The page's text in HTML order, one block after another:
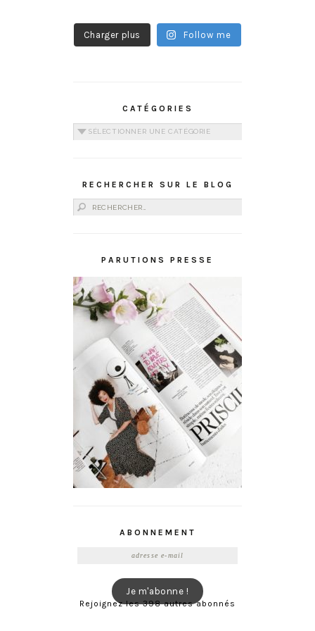
Charger plus Follow me
CATÉGORIES
Catégories
RECHERCHER SUR LE BLOG
Rechercher :
PARUTIONS PRESSE
ABONNEMENT
Je m'abonne !
Rejoignez les 398 autres abonnés